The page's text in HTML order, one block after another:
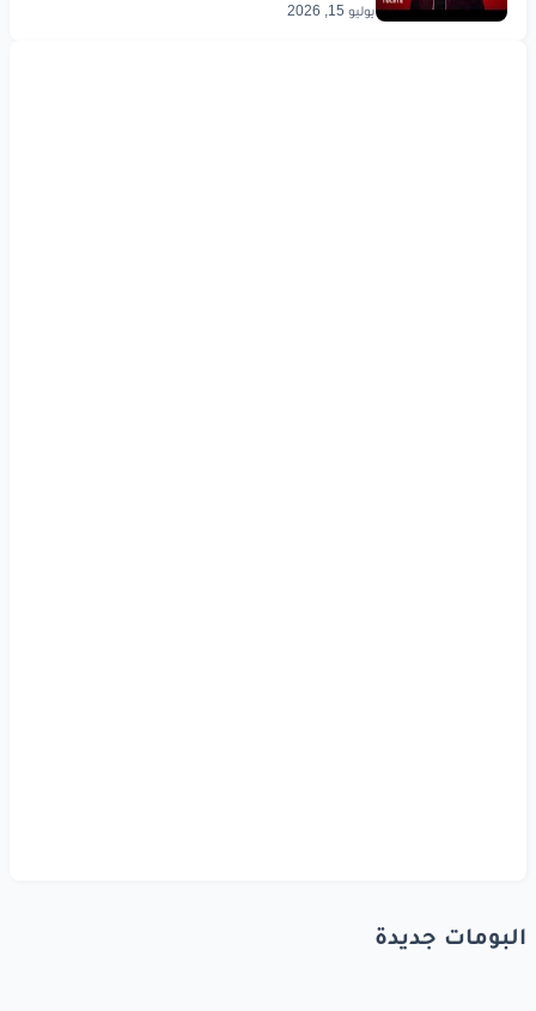
يوليو 15, 2026
البومات جديدة